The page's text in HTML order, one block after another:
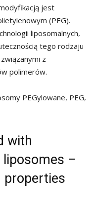
jest
(PEG).
liposomalnych,
tego rodzaju
z
polimerów.
PEGylowane, PEG,
with
liposomes –
properties